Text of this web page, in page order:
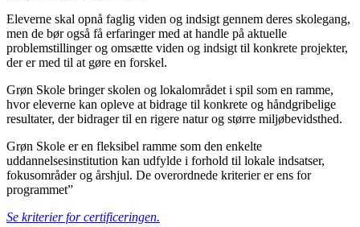
Eleverne skal opnå faglig viden og indsigt gennem deres skolegang,
men de bør også få erfaringer med at handle på aktuelle
problemstillinger og omsætte viden og indsigt til konkrete projekter,
der er med til at gøre en forskel.
Grøn Skole bringer skolen og lokalområdet i spil som en ramme,
hvor eleverne kan opleve at bidrage til konkrete og håndgribelige
resultater, der bidrager til en rigere natur og større miljøbevidsthed.
Grøn Skole er en fleksibel ramme som den enkelte
uddannelsesinstitution kan udfylde i forhold til lokale indsatser,
fokusområder og årshjul. De overordnede kriterier er ens for
programmet”
Se kriterier for certificeringen.